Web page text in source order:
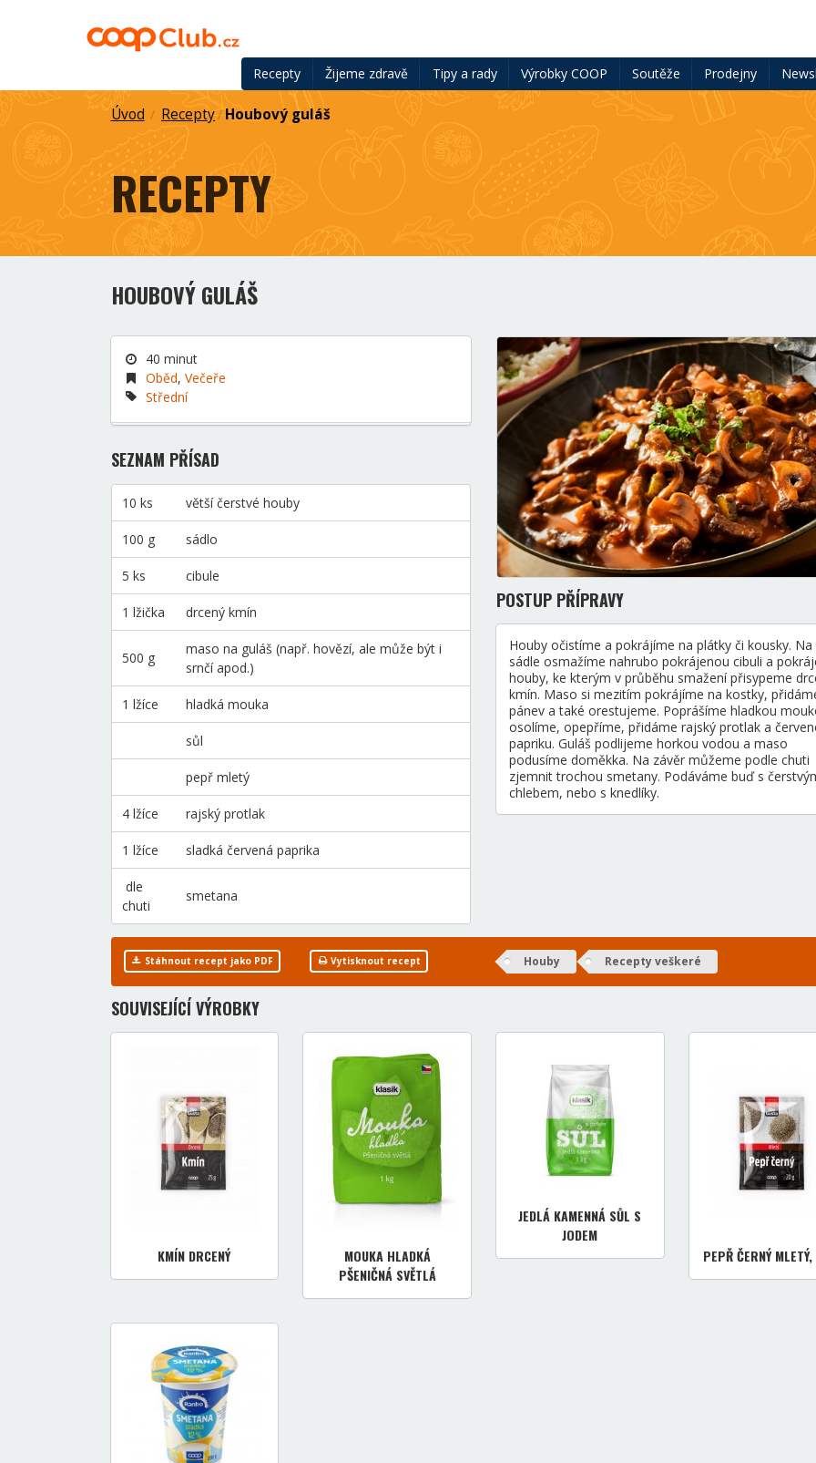
Recepty Žijeme zdravě Tipy a rady Výrobky COOP Soutěže Prodejny
Úvod / Recepty/ Houbový guláš
RECEPTY
HOUBOVÝ GULÁŠ
40 minut
Oběd,Večeře
Střední
SEZNAM PŘÍSAD
10 ks větší čerstvé houby
100 g sádlo
5 ks cibule
1 lžička drcený kmín
500 g
maso na guláš (např. hovězí, ale může být i
srnčí apod.)
1 lžíce hladká mouka
sůl
pepř mletý
4 lžíce rajský protlak
1 lžíce sladká červená paprika
dle
chuti
smetana
POSTUP PŘÍPRAVY
Houby očistíme a pokrájíme na plátky či kousky. Na
sádle osmažíme nahrubo pokrájenou cibuli a
houby, ke kterým v průběhu smažení přisypeme
kmín. Maso si mezitím pokrájíme na kostky,
pánev a také orestujeme. Poprášíme hladkou
osolíme, opepříme, přidáme rajský protlak a
papriku. Guláš podlijeme horkou vodou a maso
podusíme doměkka. Na závěr můžeme podle chuti
zjemnit trochou smetany. Podáváme buď s
chlebem, nebo s knedlíky.
Stáhnout recept jako PDF Vytisknout recept Houby Recepty veškeré
SOUVISEJÍCÍ VÝROBKY
KMÍN DRCENÝ
MOUKA HLADKÁ
PŠENIČNÁ SVĚTLÁ
JEDLÁ KAMENNÁ SŮL S
JODEM
PEPŘ ČERNÝ